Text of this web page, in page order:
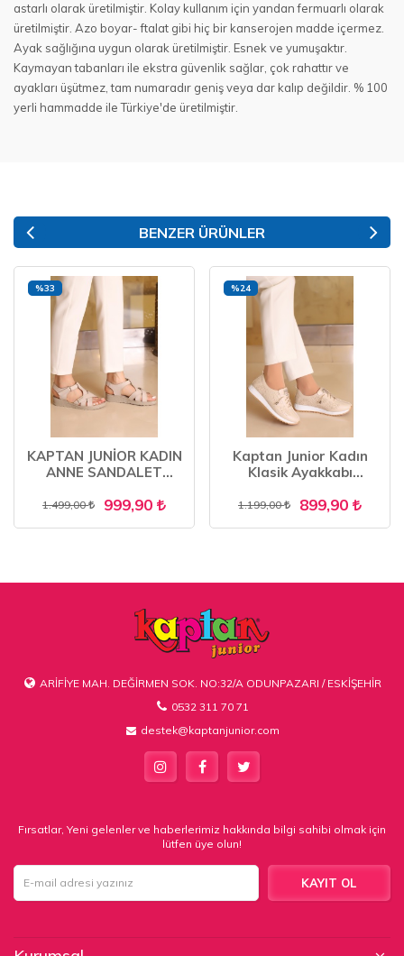
astarlı olarak üretilmiştir. Kolay kullanım için yandan fermuarlı olarak
üretilmiştir. Azo boyar- ftalat gibi hiç bir kanserojen madde içermez.
Ayak sağlığına uygun olarak üretilmiştir. Esnek ve yumuşaktır.
Kaymayan tabanları ile ekstra güvenlik sağlar, çok rahattır ve
ayakları üşütmez, tam numaradır geniş veya dar kalıp değildir. % 100
yerli hammadde ile Türkiye'de üretilmiştir.
BENZER ÜRÜNLER
KAPTAN JUNİOR KADIN
ANNE SANDALET
DERİ ORTOPEDİK
1.499,00 999,90
%33
Kaptan Junior Kadın
Klasik Ayakkabı
Ayakkabısı Anne Babet
1.199,00 899,90
%24
ARİFİYE MAH. DEĞİRMEN SOK. NO:32/A ODUNPAZARI / ESKİŞEHİR
0532 311 70 71
destek@kaptanjunior.com
Fırsatlar, Yeni gelenler ve haberlerimiz hakkında bilgi sahibi olmak için
lütfen üye olun!
KAYIT OL